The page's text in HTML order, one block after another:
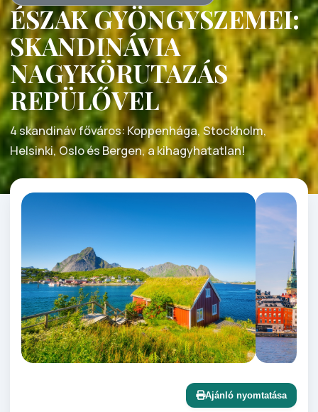
ÉSZAK GYÖNGYSZEMEI:
SKANDINÁVIA
NAGYKÖRUTAZÁS
REPÜLŐVEL
4 skandináv főváros: Koppenhága, Stockholm,
Helsinki, Oslo és Bergen, a kihagyhatatlan!
Ajánló nyomtatása